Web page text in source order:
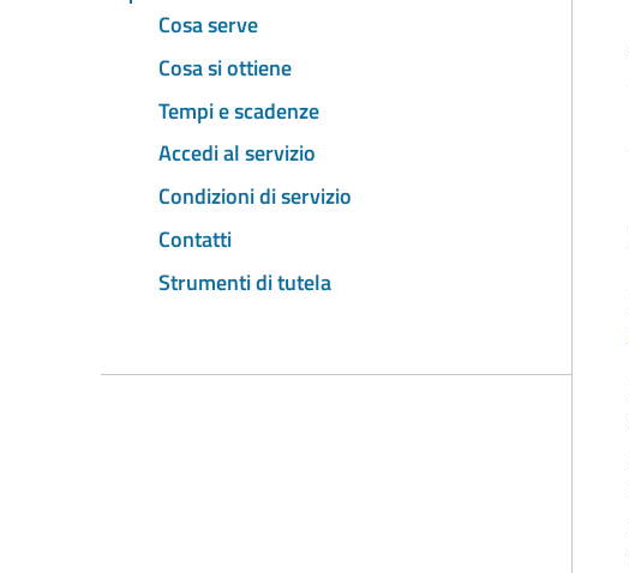
Cosa serve
Cosa si ottiene
Tempi e scadenze
Accedi al servizio
Condizioni di servizio
Contatti
Strumenti di tutela